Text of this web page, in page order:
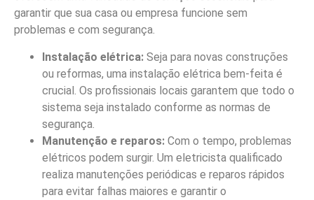
garantir que sua casa ou empresa funcione sem
problemas e com segurança.
Instalação elétrica: Seja para novas construções
ou reformas, uma instalação elétrica bem-feita é
crucial. Os profissionais locais garantem que todo o
sistema seja instalado conforme as normas de
segurança.
Manutenção e reparos: Com o tempo, problemas
elétricos podem surgir. Um eletricista qualificado
realiza manutenções periódicas e reparos rápidos
para evitar falhas maiores e garantir o